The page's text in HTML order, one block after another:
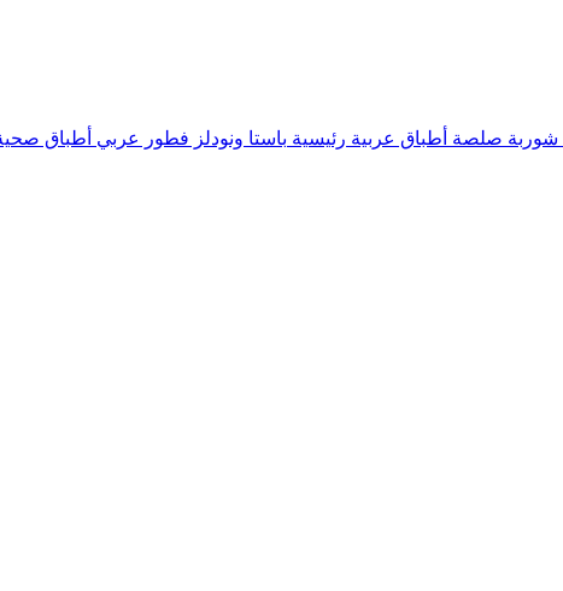
شوربة صلصة أطباق عربية رئيسية باستا ونودلز فطور عربي أطباق